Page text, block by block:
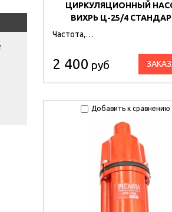
ЦИРКУЛЯЦИОННЫЙ
ВИХРЬ Ц-25/4
Частота,…
2 400 руб
Добавить к сравнению